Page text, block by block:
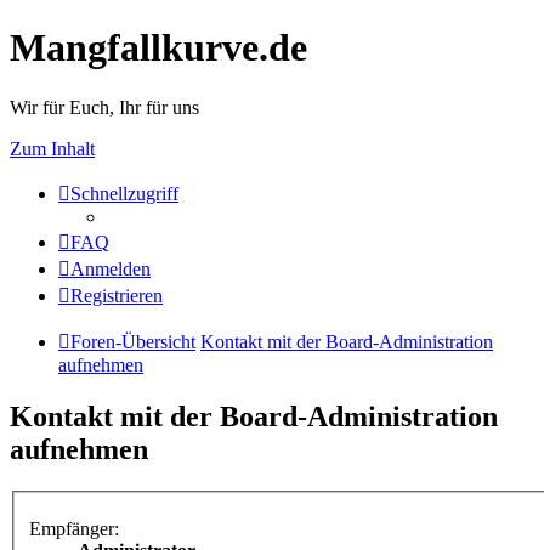
Mangfallkurve.de
Wir für Euch, Ihr für uns
Zum Inhalt
Schnellzugriff
FAQ
Anmelden
Registrieren
Foren-Übersicht Kontakt mit der Board-Administration
aufnehmen
Kontakt mit der Board-Administration
aufnehmen
Empfänger: